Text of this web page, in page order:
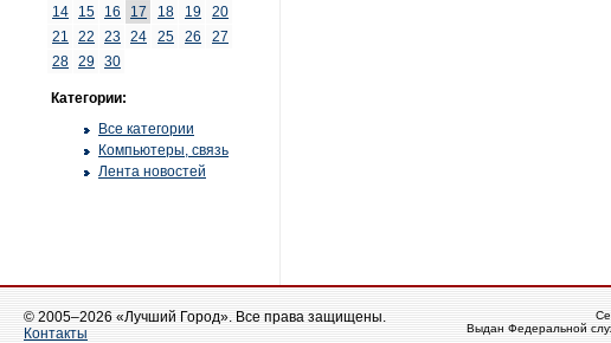
14
15 16 17 18 19
20
21
22 23 24 25 26
27
28 29 30
Категории:
Все категории
Компьютеры, связь
Лента новостей
© 2005–2026 «Лучший Город». Все права защищены.
Контакты
Выдан Федеральной